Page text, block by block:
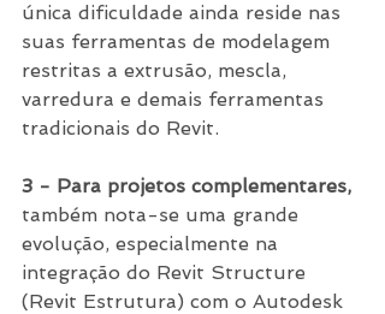
única dificuldade ainda reside nas
suas ferramentas de modelagem
restritas a extrusão, mescla,
varredura e demais ferramentas
tradicionais do Revit.
3 - Para projetos complementares,
também nota-se uma grande
evolução, especialmente na
integração do Revit Structure
(Revit Estrutura) com o Autodesk